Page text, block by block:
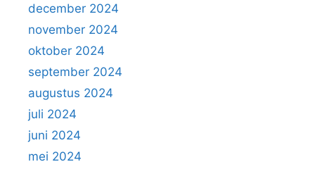
december 2024
november 2024
oktober 2024
september 2024
augustus 2024
juli 2024
juni 2024
mei 2024